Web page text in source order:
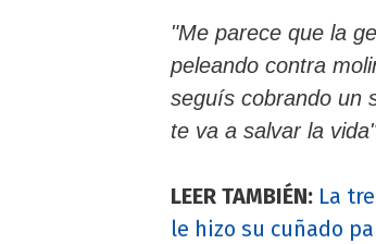
"Me parece que la
peleando contra
seguís cobrando un
te va a salvar la
LEER TAMBIÉN: La
le hizo su cuñado